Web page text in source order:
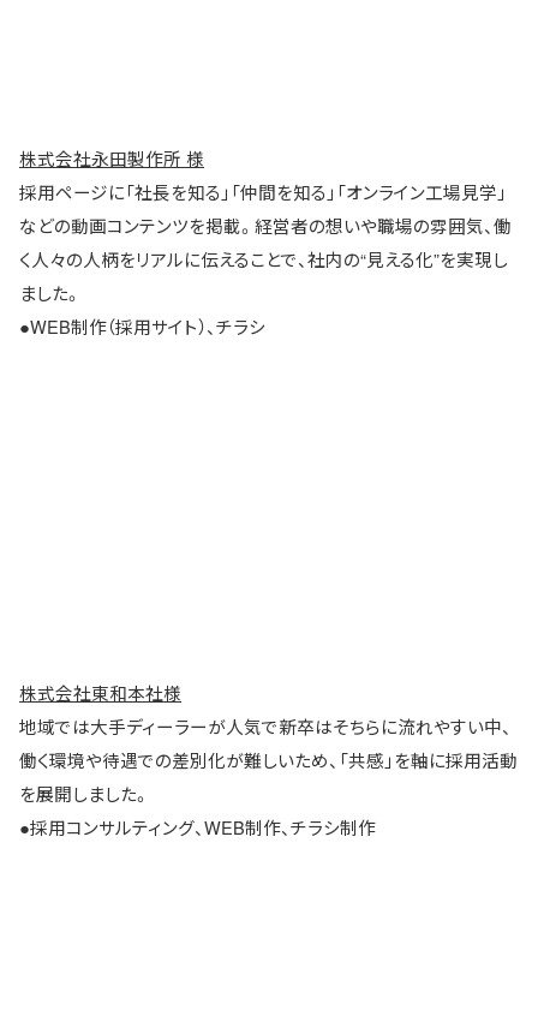
株式会社永田製作所 様
採用ページに「社長を知る」「仲間を知る」「オンライン工場見学」
などの動画コンテンツを掲載。経営者の想いや職場の雰囲気、働
く人々の人柄をリアルに伝えることで、社内の“見える化”を実現し
ました。
●WEB制作（採用サイト）、チラシ
株式会社東和本社様
地域では大手ディーラーが人気で新卒はそちらに流れやすい中、
働く環境や待遇での差別化が難しいため、「共感」を軸に採用活動
を展開しました。
●採用コンサルティング、WEB制作、チラシ制作